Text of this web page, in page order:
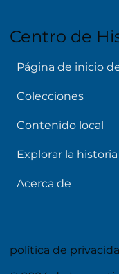
Centro de
Página de inicio
Colecciones
Contenido local
Explorar la historia
Acerca de
política de